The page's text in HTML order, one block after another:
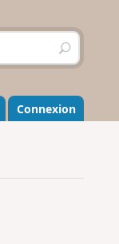
R
e
h
e
r
r
Connexion